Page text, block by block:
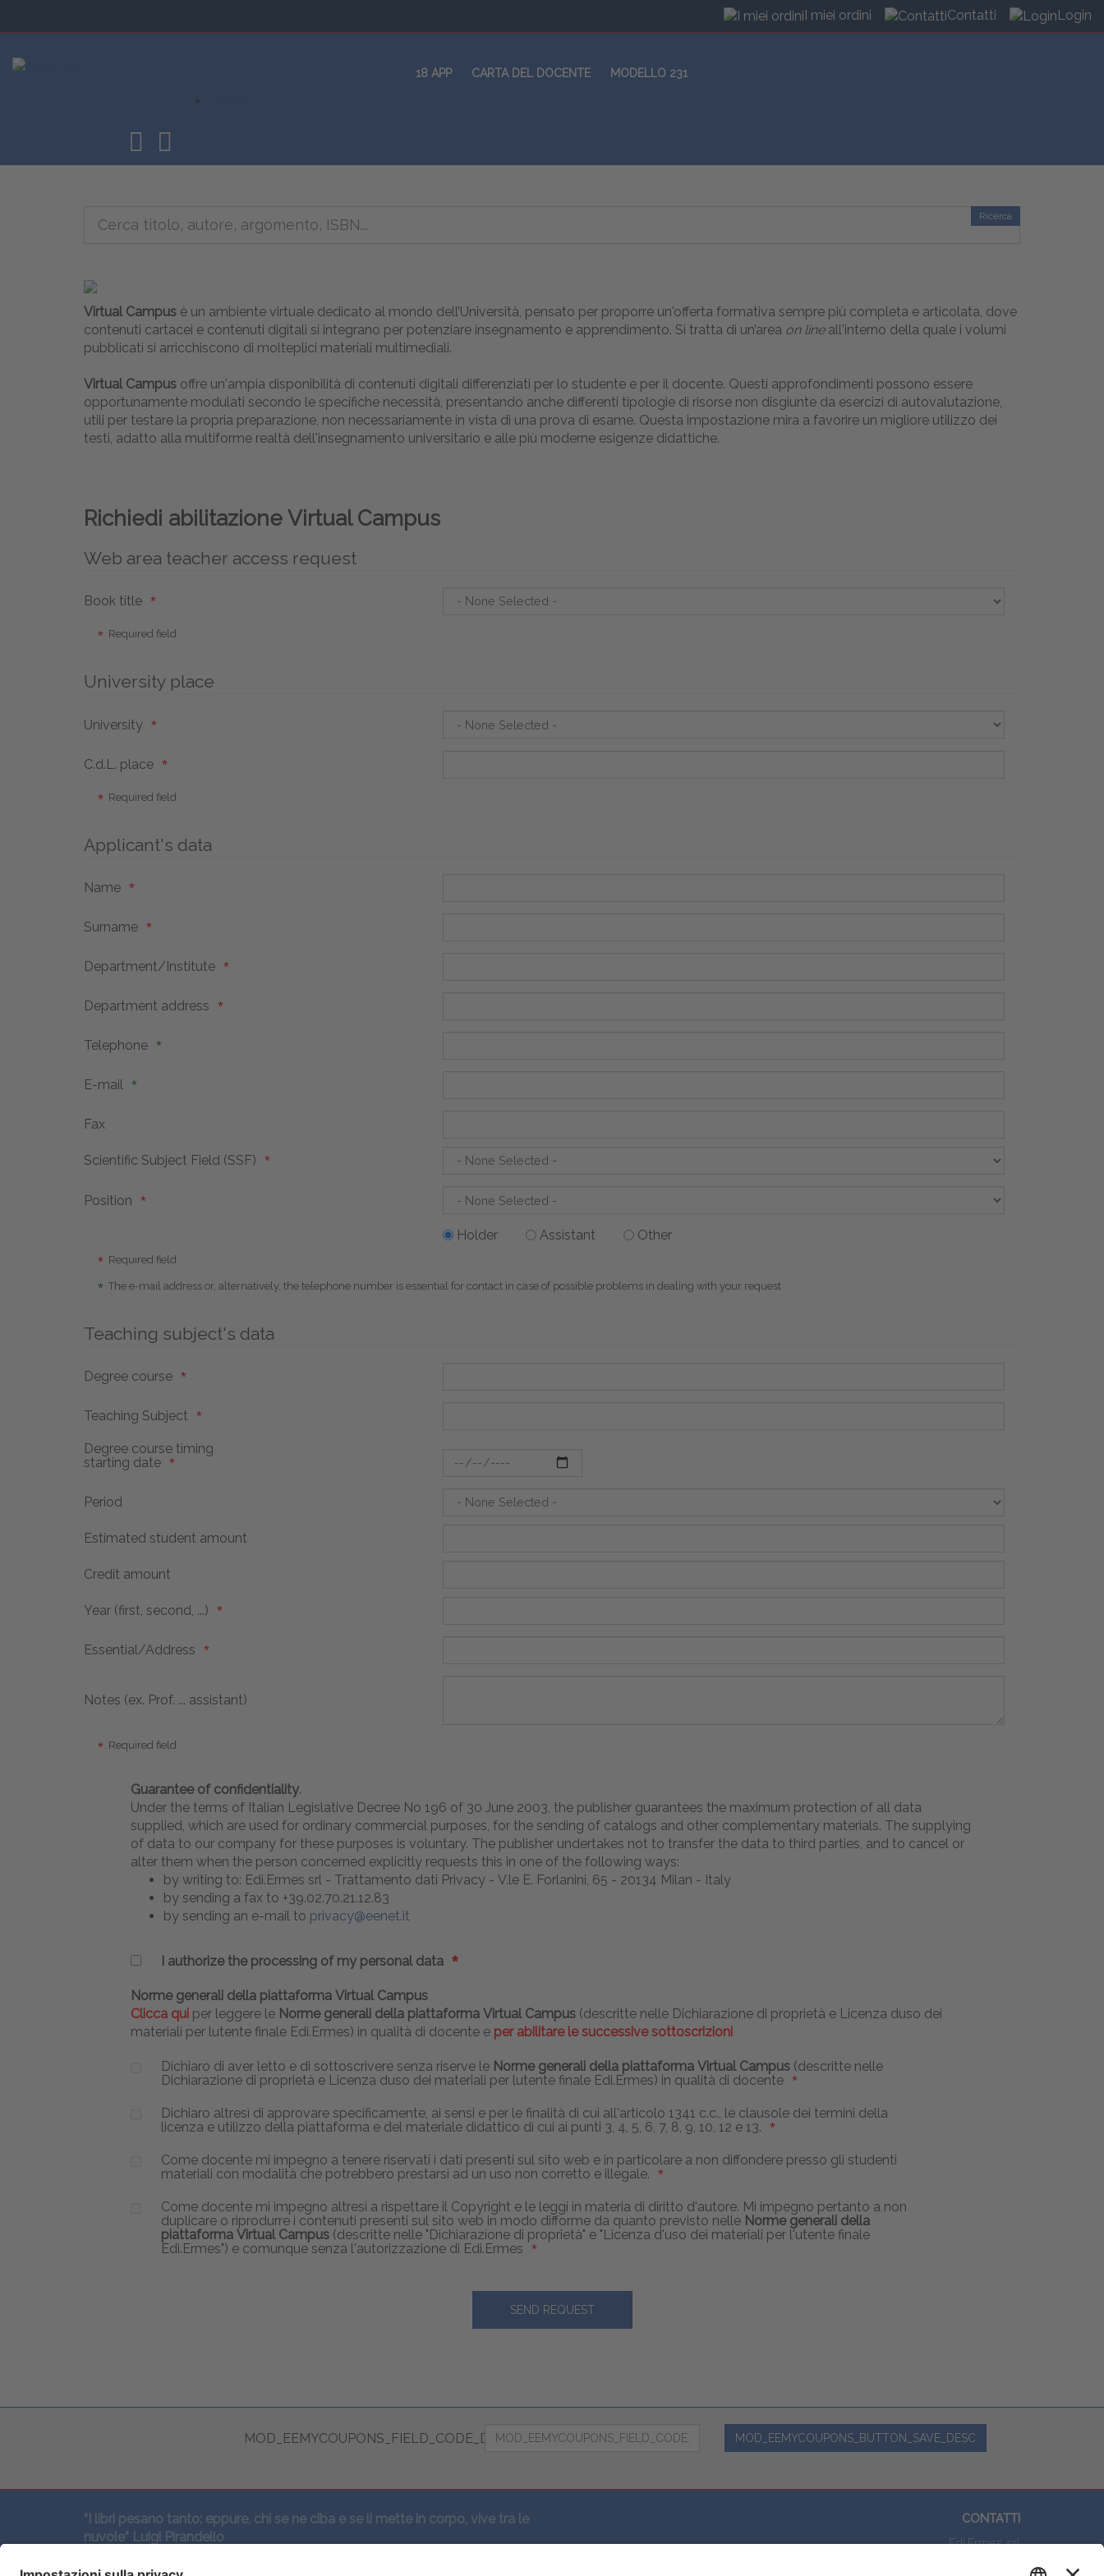
I miei ordini Contatti Login
18 APP CARTA DEL DOCENTE MODELLO 231
Ricerca
Virtual Campus è un ambiente virtuale dedicato al mondo dell’Università, pensato per proporre un'offerta formativa sempre più completa e articolata, dove
contenuti cartacei e contenuti digitali si integrano per potenziare insegnamento e apprendimento. Si tratta di un’area on lineall'interno della quale i volumi
pubblicati si arricchiscono di molteplici materiali multimediali.
Virtual Campus offre un'ampia disponibilità di contenuti digitali differenziati per lo studente e per il docente. Questi approfondimenti possono essere
opportunamente modulati secondo le specifiche necessità, presentando anche differenti tipologie di risorse non disgiunte da esercizi di autovalutazione,
utili per testare la propria preparazione, non necessariamente in vista di una prova di esame. Questa impostazione mira a favorire un migliore utilizzo dei
testi, adatto alla multiforme realtà dell'insegnamento universitario e alle più moderne esigenze didattiche.
Richiedi abilitazione Virtual Campus
Web area teacher access request
Book title
Required field
University place
University
C.d.L. place
Required field
Applicant's data
Name
Surname
Department/Institute
Department address
Telephone
E-mail
Fax
Scientific Subject Field (SSF)
Position
Holder Assistant Other
Required field
The e-mail address or, alternatively, the telephone number is essential for contact in case of possible problems in dealing with your request
Teaching subject's data
Degree course
Teaching Subject
Degree course timing
starting date
Period
Estimated student amount
Credit amount
Year (first, second, ...)
Essential/Address
Notes (ex. Prof. ... assistant)
Required field
Guarantee of confidentiality.
Under the terms of Italian Legislative Decree No 196 of 30 June 2003, the publisher guarantees the maximum protection of all data
supplied, which are used for ordinary commercial purposes, for the sending of catalogs and other complementary materials. The supplying
of data to our company for these purposes is voluntary. The publisher undertakes not to transfer the data to third parties, and to cancel or
alter them when the person concerned explicitly requests this in one of the following ways:
by writing to: Edi.Ermes srl - Trattamento dati Privacy - V.le E. Forlanini, 65 - 20134 Milan - Italy
by sending a fax to +39.02.70.21.12.83
by sending an e-mail to privacy@eenet.it
I authorize the processing of my personal data
Norme generali della piattaforma Virtual Campus
Clicca qui per leggere le Norme generali della piattaforma Virtual Campus (descritte nelle Dichiarazione di proprietà e Licenza duso dei
materiali per lutente finale Edi.Ermes) in qualità di docente e per abilitare le successive sottoscrizioni
Dichiaro di aver letto e di sottoscrivere senza riserve le Norme generali della piattaforma Virtual Campus (descritte nelle
Dichiarazione di proprietà e Licenza duso dei materiali per lutente finale Edi.Ermes) in qualità di docente
Dichiaro altresì di approvare specificamente, ai sensi e per le finalità di cui all'articolo 1341 c.c., le clausole dei termini della
licenza e utilizzo della piattaforma e del materiale didattico di cui ai punti 3, 4, 5, 6, 7, 8, 9, 10, 12 e 13.
Come docente mi impegno a tenere riservati i dati presenti sul sito web e in particolare a non diffondere presso gli studenti
materiali con modalità che potrebbero prestarsi ad un uso non corretto e illegale.
Come docente mi impegno altresì a rispettare il Copyright e le leggi in materia di diritto d'autore. Mi impegno pertanto a non
duplicare o riprodurre i contenuti presenti sul sito web in modo difforme da quanto previsto nelle Norme generali della
piattaforma Virtual Campus (descritte nelle "Dichiarazione di proprietà" e "Licenza d'uso dei materiali per l'utente finale
Edi.Ermes") e comunque senza l'autorizzazione di Edi.Ermes
MOD_EEMYCOUPONS_FIELD_CODE_DESC MOD_EEMYCOUPONS_BUTTON_SAVE_DESC
“I libri pesano tanto: eppure, chi se ne ciba e se li mette in corpo, vive tra le
nuvole” Luigi Pirandello
CONTATTI
Edi.Ermes srl